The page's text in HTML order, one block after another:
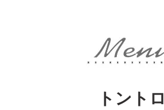
トントロ